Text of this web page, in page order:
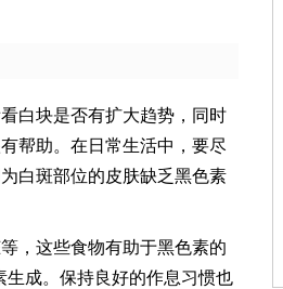
白块是否有扩大趋势，同时
帮助。在日常生活中，要尽
白斑部位的皮肤缺乏黑色素
，这些食物有助于黑色素的
成。保持良好的作息习惯也